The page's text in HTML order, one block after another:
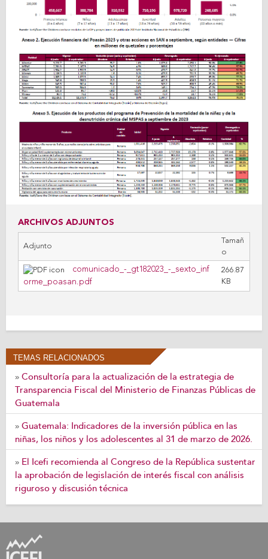
ARCHIVOS ADJUNTOS
Adjunto
Tamañ
o
comunicado_-_gt182023_-_sexto_inf
orme_poasan.pdf
266.87
KB
TEMAS RELACIONADOS
» Consultoría para la actualización de la estrategia de
Transparencia Fiscal del Ministerio de Finanzas Públicas de
Guatemala
» Guatemala: Indicadores de la inversión pública en las
niñas, los niños y los adolescentes al 31 de marzo de 2026.
» El Icefi recomienda al Congreso de la República sustentar
la aprobación de legislación de interés fiscal con análisis
riguroso y discusión técnica